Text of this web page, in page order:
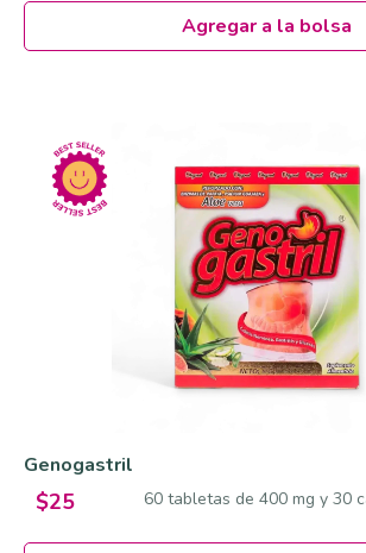
Agregar a la bolsa
Genogastril
$25 60 tabletas de 400 mg y 30